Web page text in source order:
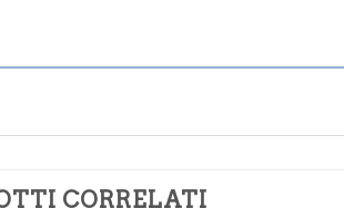
CORRELATI